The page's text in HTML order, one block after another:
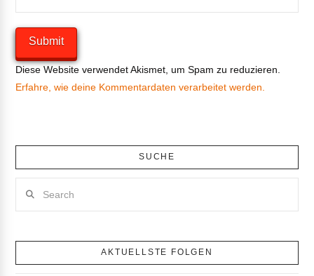
Diese Website verwendet Akismet, um Spam zu reduzieren.
Erfahre, wie deine Kommentardaten verarbeitet werden.
SUCHE
AKTUELLSTE FOLGEN